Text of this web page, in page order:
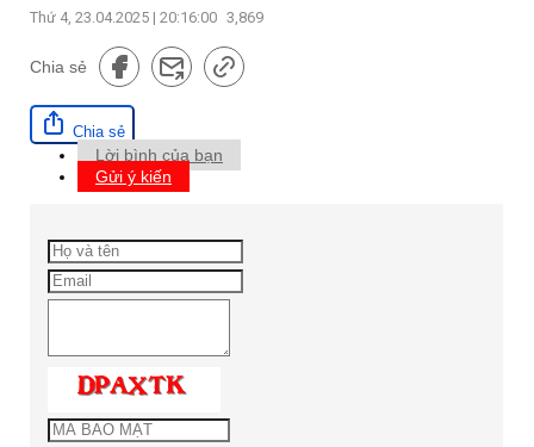
Thứ 4, 23.04.2025 | 20:16:00 3,869
Chia sẻ
Chia sẻ
Lời bình của bạn
Gửi ý kiến